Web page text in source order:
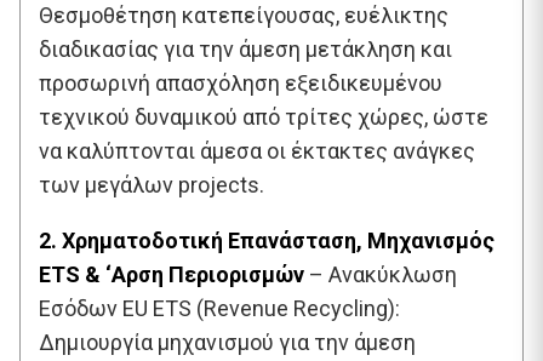
Θεσμοθέτηση κατεπείγουσας, ευέλικτης
διαδικασίας για την άμεση μετάκληση και
προσωρινή απασχόληση εξειδικευμένου
τεχνικού δυναμικού από τρίτες χώρες, ώστε
να καλύπτονται άμεσα οι έκτακτες ανάγκες
των μεγάλων projects.
2. Χρηματοδοτική Επανάσταση, Μηχανισμός
ETS & ‘Αρση Περιορισμών – Ανακύκλωση
Εσόδων EU ETS (Revenue Recycling):
Δημιουργία μηχανισμού για την άμεση